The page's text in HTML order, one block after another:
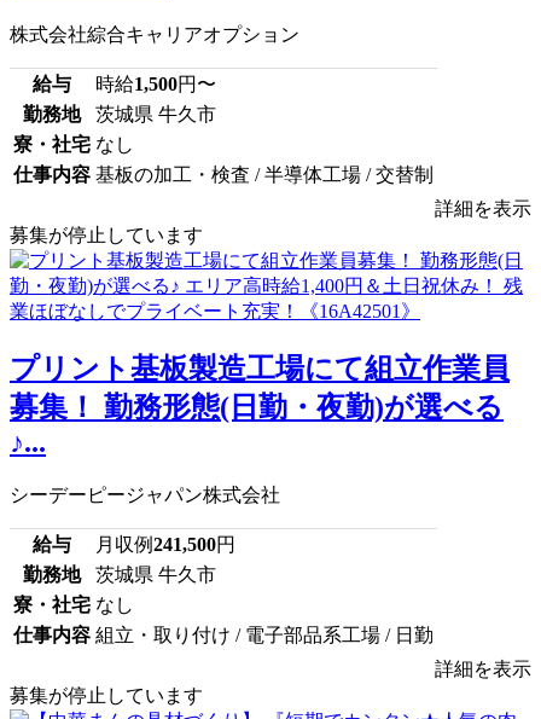
株式会社綜合キャリアオプション
給与 時給1,500円〜
勤務地
茨城県 牛久市
寮・社宅 なし
仕事内容 基板の加工・検査 / 半導体工場 / 交替制
詳細を表示
募集が停止しています
プリント基板製造工場にて組立作業員
募集！ 勤務形態(日勤・夜勤)が選べる
♪...
シーデーピージャパン株式会社
給与 月収例241,500円
勤務地
茨城県 牛久市
寮・社宅 なし
仕事内容 組立・取り付け / 電子部品系工場 / 日勤
詳細を表示
募集が停止しています